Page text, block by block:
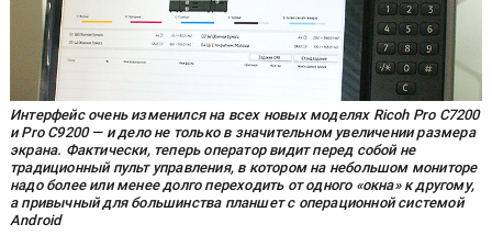
Интерфейс очень изменился на всех новых моделях Ricoh Pro C7200
и Pro C9200 — и дело не только в значительном увеличении размера
экрана. Фактически, теперь оператор видит перед собой не
традиционный пульт управления, в котором на небольшом мониторе
надо более или менее долго переходить от одного «окна» к другому,
а привычный для большинства планшет с операционной системой
Android